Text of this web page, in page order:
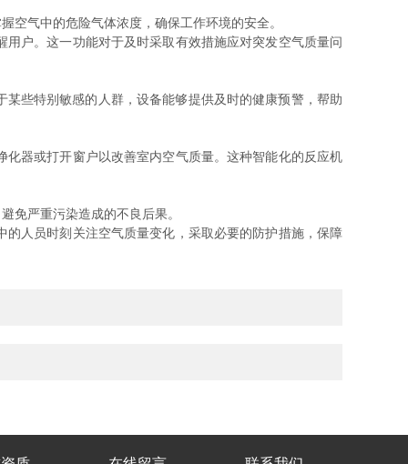
气中的危险气体浓度，确保工作环境的安全。
户。这一功能对于及时采取有效措施应对突发空气质量问
些特别敏感的人群，设备能够提供及时的健康预警，帮助
器或打开窗户以改善室内空气质量。这种智能化的反应机
严重污染造成的不良后果。
人员时刻关注空气质量变化，采取必要的防护措施，保障